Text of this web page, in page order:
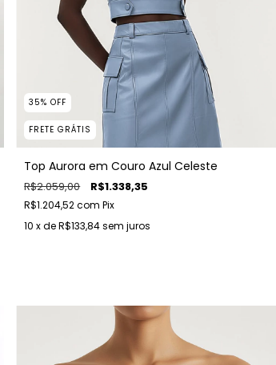
35%OFF
FRETE GRÁTIS
Top Aurora em Couro Azul Celeste
R$2.059,00 R$1.338,35
R$1.204,52com Pix
10 x deR$133,84sem juros